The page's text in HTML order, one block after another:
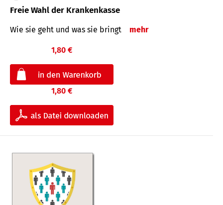
Freie Wahl der Krankenkasse
Wie sie geht und was sie bringt mehr
1,80 €
1,80 €